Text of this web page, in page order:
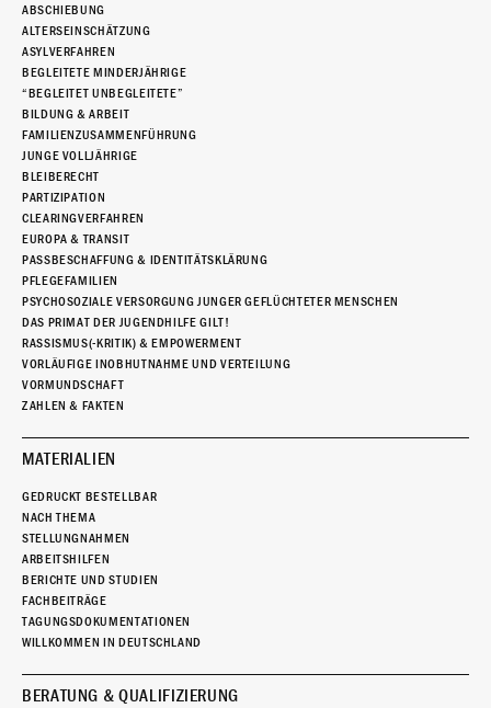
ABSCHIEBUNG
ALTERSEINSCHÄTZUNG
ASYLVERFAHREN
BEGLEITETE MINDERJÄHRIGE
“BEGLEITET UNBEGLEITETE”
BILDUNG & ARBEIT
FAMILIENZUSAMMENFÜHRUNG
JUNGE VOLLJÄHRIGE
BLEIBERECHT
PARTIZIPATION
CLEARINGVERFAHREN
EUROPA & TRANSIT
PASSBESCHAFFUNG & IDENTITÄTSKLÄRUNG
PFLEGEFAMILIEN
PSYCHOSOZIALE VERSORGUNG JUNGER GEFLÜCHTETER MENSCHEN
DAS PRIMAT DER JUGENDHILFE GILT!
RASSISMUS(-KRITIK) & EMPOWERMENT
VORLÄUFIGE INOBHUTNAHME UND VERTEILUNG
VORMUNDSCHAFT
ZAHLEN & FAKTEN
MATERIALIEN
GEDRUCKT BESTELLBAR
NACH THEMA
STELLUNGNAHMEN
ARBEITSHILFEN
BERICHTE UND STUDIEN
FACHBEITRÄGE
TAGUNGSDOKUMENTATIONEN
WILLKOMMEN IN DEUTSCHLAND
BERATUNG & QUALIFIZIERUNG